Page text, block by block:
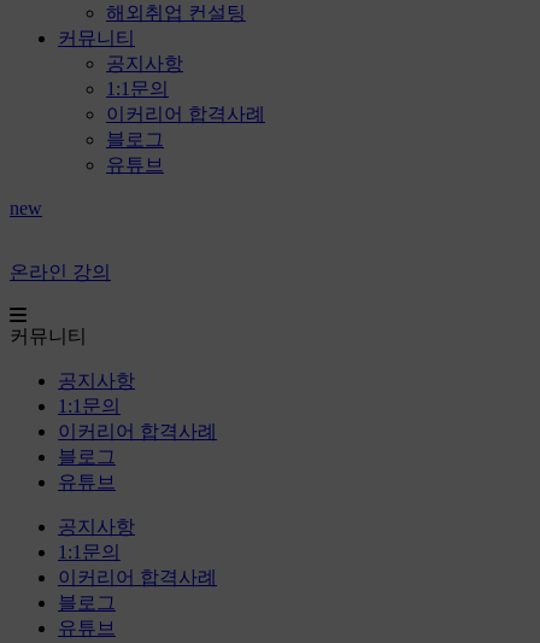
해외취업 컨설팅
커뮤니티
공지사항
1:1문의
이커리어 합격사례
블로그
유튜브
new
온라인 강의
커뮤니티
공지사항
1:1문의
이커리어 합격사례
블로그
유튜브
공지사항
1:1문의
이커리어 합격사례
블로그
유튜브